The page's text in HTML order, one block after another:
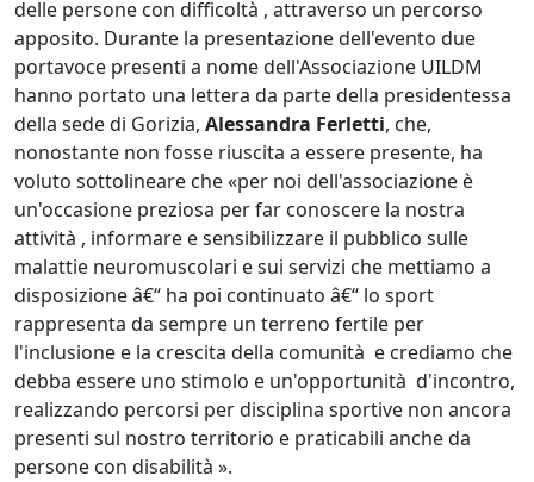
delle persone con difficoltà , attraverso un percorso
apposito. Durante la presentazione dell'evento due
portavoce presenti a nome dell'Associazione UILDM
hanno portato una lettera da parte della presidentessa
della sede di Gorizia, Alessandra Ferletti, che,
nonostante non fosse riuscita a essere presente, ha
voluto sottolineare che «per noi dell'associazione è
un'occasione preziosa per far conoscere la nostra
attività , informare e sensibilizzare il pubblico sulle
malattie neuromuscolari e sui servizi che mettiamo a
disposizione â€“ ha poi continuato â€“ lo sport
rappresenta da sempre un terreno fertile per
l'inclusione e la crescita della comunità e crediamo che
debba essere uno stimolo e un'opportunità d'incontro,
realizzando percorsi per disciplina sportive non ancora
presenti sul nostro territorio e praticabili anche da
persone con disabilità ».